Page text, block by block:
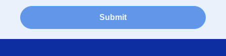
Submit